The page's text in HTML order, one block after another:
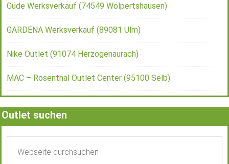
Güde Werksverkauf (74549 Wolpertshausen)
GARDENA Werksverkauf (89081 Ulm)
Nike Outlet (91074 Herzogenaurach)
MAC – Rosenthal Outlet Center (95100 Selb)
Outlet suchen